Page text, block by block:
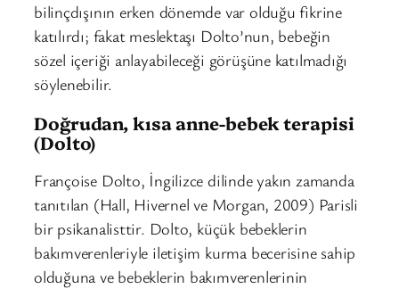
bilinçdışının erken dönemde var olduğu fikrine
katılırdı; fakat meslektaşı Dolto’nun, bebeğin
sözel içeriği anlayabileceği görüşüne katılmadığı
söylenebilir.
Doğrudan, kısa anne-bebek terapisi
(Dolto)
Françoise Dolto, İngilizce dilinde yakın zamanda
tanıtılan (Hall, Hivernel ve Morgan, 2009) Parisli
bir psikanalisttir. Dolto, küçük bebeklerin
bakımverenleriyle iletişim kurma becerisine sahip
olduğuna ve bebeklerin bakımverenlerinin